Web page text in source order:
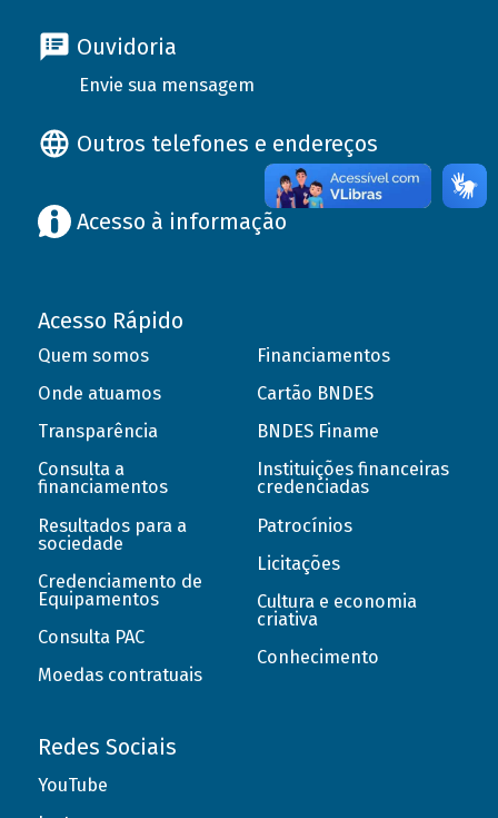
Ouvidoria
Envie sua mensagem
Outros telefones e endereços
Acesso à informação
Acesso Rápido
Quem somos
Onde atuamos
Transparência
Consulta a
financiamentos
Resultados para a
sociedade
Credenciamento de
Equipamentos
Consulta PAC
Moedas contratuais
Financiamentos
Cartão BNDES
BNDES Finame
Instituições financeiras
credenciadas
Patrocínios
Licitações
Cultura e economia
criativa
Conhecimento
Redes Sociais
YouTube